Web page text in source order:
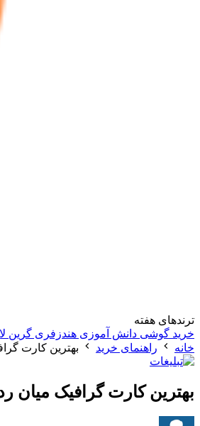
ترندهای هفته
خرید گوشی دانش آموزی هندزفری گرین
خانه
راهنمای خرید بهترین کارت گرافیک
بهترین کارت گرافیک میان رده (در